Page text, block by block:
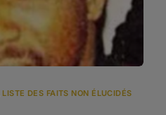
LISTE DES FAITS NON ÉLUCIDÉS